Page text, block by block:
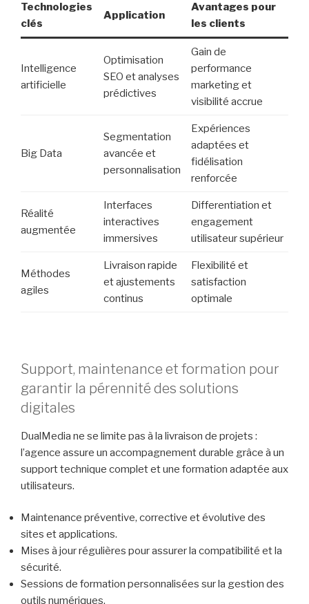
Technologies
clés
Application
Avantages pour
les clients
Intelligence
artificielle
Optimisation
SEO et analyses
prédictives
Gain de
performance
marketing et
visibilité accrue
Big Data
Segmentation
avancée et
personnalisation
Expériences
adaptées et
fidélisation
renforcée
Réalité
augmentée
Interfaces
interactives
immersives
Differentiation et
engagement
utilisateur supérieur
Méthodes
agiles
Livraison rapide
et ajustements
continus
Flexibilité et
satisfaction
optimale
Support, maintenance et formation pour
garantir la pérennité des solutions
digitales
DualMedia ne se limite pas à la livraison de projets :
l’agence assure un accompagnement durable grâce à un
support technique complet et une formation adaptée aux
utilisateurs.
Maintenance préventive, corrective et évolutive des
sites et applications.
Mises à jour régulières pour assurer la compatibilité et la
sécurité.
Sessions de formation personnalisées sur la gestion des
outils numériques.